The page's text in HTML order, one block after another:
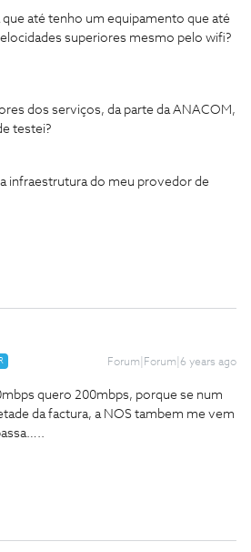
até tenho um equipamento que até
superiores mesmo pelo wifi?
dos serviços, da parte da ANACOM,
testei?
infraestrutura do meu provedor de
Forum|Forum|6 years ago
quero 200mbps, porque se num
da factura, a NOS tambem me vem